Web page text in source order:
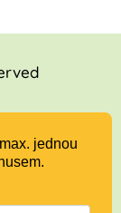
jednou